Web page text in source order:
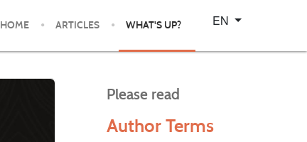
HOME ARTICLES WHAT'S UP?
Select your language
EN
Please read
Author Terms